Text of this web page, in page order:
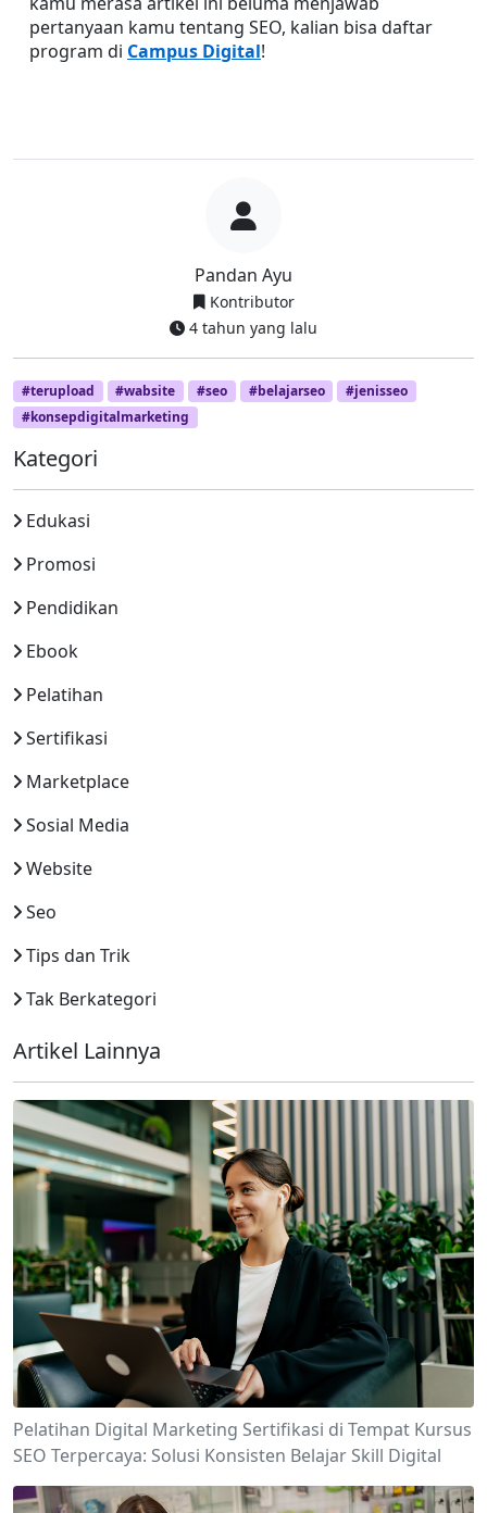
Pandan Ayu
Kontributor
4 tahun yang lalu
#terupload #wabsite #seo #belajarseo
#jenisseo
#konsepdigitalmarketing
pertanyaan kamu tentang SEO, kalian bisa daftar
program di Campus Digital!
Kategori
Edukasi
Promosi
Pendidikan
Ebook
Pelatihan
Sertifikasi
Marketplace
Sosial Media
Website
Seo
Tips dan Trik
Tak Berkategori
Artikel Lainnya
Pelatihan Digital Marketing Sertifikasi di Tempat Kursus
SEO Terpercaya: Solusi Konsisten Belajar Skill Digital